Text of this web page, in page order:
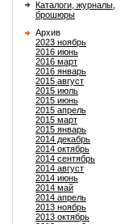
Каталоги, журналы,
брошюры
Архив
2023 ноябрь
2016 июнь
2016 март
2016 январь
2015 август
2015 июль
2015 июнь
2015 апрель
2015 март
2015 январь
2014 декабрь
2014 октябрь
2014 сентябрь
2014 август
2014 июнь
2014 май
2014 апрель
2013 ноябрь
2013 октябрь